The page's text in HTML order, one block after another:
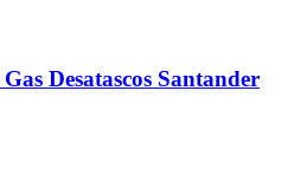
Desatascos Santander